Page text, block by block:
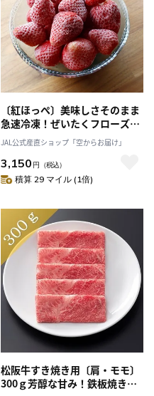
〔紅ほっぺ〕美味しさそのまま
急速冷凍！ぜいたくフローズン
いちご（1㎏）［株式会社マー
コ］
JAL公式産直ショップ「空からお届け」
3,150 円 （税込）
積算 29 マイル (1倍)
松阪牛すき焼き用〔肩・モモ〕
300ｇ芳醇な甘み！鉄板焼き、